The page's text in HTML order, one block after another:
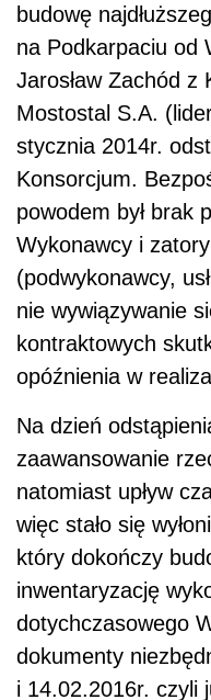
budowę
na Podkarpaciu od
Jarosław Zachód
Mostostal S.A.
stycznia 2014r.
Konsorcjum.
powodem był brak
Wykonawcy i
(podwykonawcy,
nie wywiązywanie
kontraktowych
opóźnienia w
Na dzień
zaawansowanie
natomiast upływ
więc stało się
który dokończy
inwentaryzację
dotychczasowego
dokumenty
i 14.02.2016r. czyli